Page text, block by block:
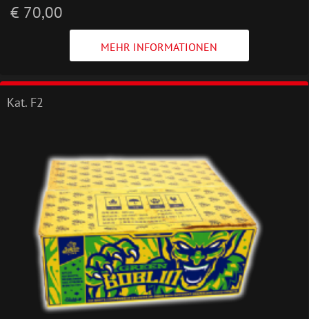
€ 70,00
MEHR INFORMATIONEN
Kat. F2